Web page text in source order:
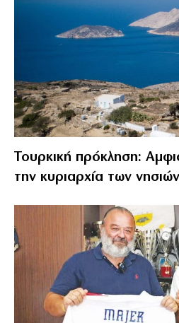
Τουρκική πρόκληση:
την κυριαρχία των